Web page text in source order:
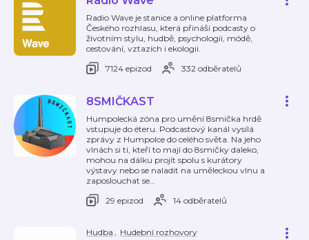
Radio Wave je stanice a online platforma
Českého rozhlasu, která přináší podcasty o
životním stylu, hudbě, psychologii, módě,
cestování, vztazích i ekologii.
7124 epizod
332 odběratelů
8SMIČKAST
Humpolecká zóna pro umění 8smička hrdě
vstupuje do éteru. Podcastový kanál vysílá
zprávy z Humpolce do celého světa. Na jeho
vlnách si ti, kteří to mají do 8smičky daleko,
mohou na dálku projít spolu s kurátory
výstavy nebo se naladit na uměleckou vlnu a
zaposlouchat se…
29 epizod
14 odběratelů
Hudba , Hudební rozhovory